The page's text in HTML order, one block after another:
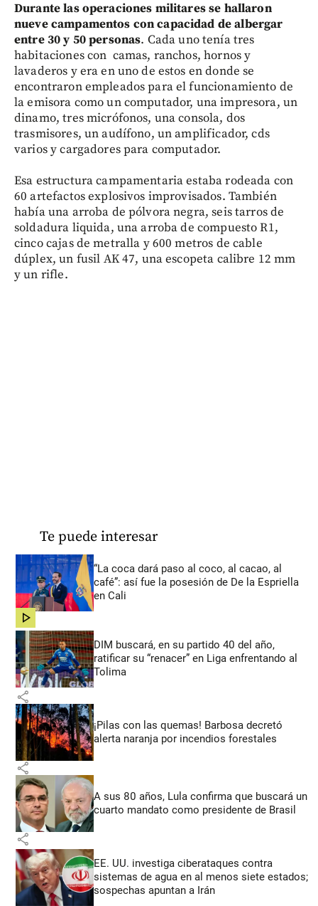
Durante las operaciones militares se hallaron
nueve campamentos con capacidad de albergar
entre 30 y 50 personas. Cada uno tenía tres
habitaciones con camas, ranchos, hornos y
lavaderos y era en uno de estos en donde se
encontraron empleados para el funcionamiento de
la emisora como un computador, una impresora, un
dinamo, tres micrófonos, una consola, dos
trasmisores, un audífono, un amplificador, cds
varios y cargadores para computador.
Esa estructura campamentaria estaba rodeada con
60 artefactos explosivos improvisados. También
había una arroba de pólvora negra, seis tarros de
soldadura liquida, una arroba de compuesto R1,
cinco cajas de metralla y 600 metros de cable
dúplex, un fusil AK 47, una escopeta calibre 12 mm
y un rifle.
Te puede interesar
“La coca dará paso al coco, al cacao, al
café”: así fue la posesión de De la Espriella
en Cali
share
DIM buscará, en su partido 40 del año,
ratificar su “renacer” en Liga enfrentando al
Tolima
share
¡Pilas con las quemas! Barbosa decretó
alerta naranja por incendios forestales
share
A sus 80 años, Lula confirma que buscará un
cuarto mandato como presidente de Brasil
share
EE. UU. investiga ciberataques contra
sistemas de agua en al menos siete estados;
sospechas apuntan a Irán